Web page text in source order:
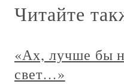
Читайте
«Ах, лучше бы
свет…»